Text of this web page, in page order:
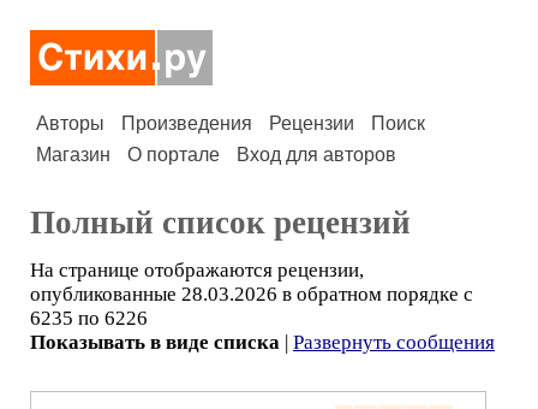
Авторы Произведения Рецензии
Поиск
Магазин
О портале Вход для авторов
Полный список рецензий
На странице отображаются рецензии,
опубликованные 28.03.2026 в обратном порядке с
6235 по 6226
Показывать в виде списка | Развернуть сообщения